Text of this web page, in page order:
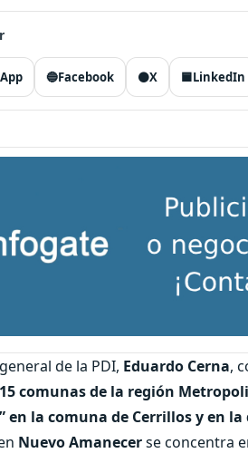
🔵Facebook ⚫X 🟦LinkedIn
de la PDI, Eduardo Cerna,
15 comunas de la región
en la comuna de Cerrillos y en
Nuevo Amanecerse concentra